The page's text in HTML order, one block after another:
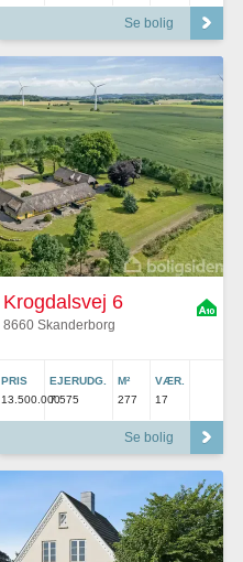
Se bolig
Krogdalsvej 6
8660 Skanderborg
PRIS
13.500.000
EJERUDG.
7.575
M²
277
VÆR.
17
Se bolig